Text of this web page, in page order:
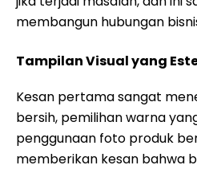
membangun hubungan
Tampilan Visual yang
Kesan pertama sangat
bersih, pemilihan warna
penggunaan foto produk
memberikan kesan bahwa